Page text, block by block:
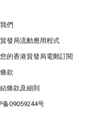
們
發局流動應用程式
的香港貿發局電郵訂閱
款
條款及細則
备09059244号